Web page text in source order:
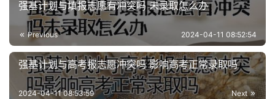
强基计划与填报志愿有冲突吗 未录取怎么办
Previous 2024-04-11 08:52:54
强基计划与高考报志愿冲突吗 影响高考正常录取吗
Next
2024-04-11 08:53:59